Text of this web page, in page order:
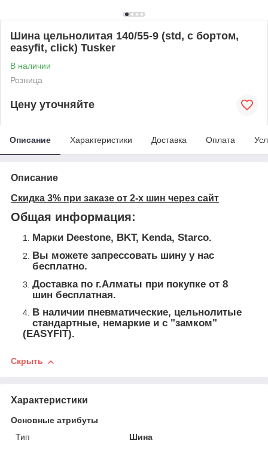
Шина цельнолитая 140/55-9 (std, с бортом,
easyfit, click) Tusker
В наличии
Розница
Цену уточняйте
Описание Характеристики Доставка Оплата
Описание
Скидка 3% при заказе от 2-х шин через сайт
Общая информация:
Марки Deestone, BKT, Kenda, Starco.
Вы можете запрессовать шину у нас
бесплатно.
Доставка по г.Алматы при покупке от 8
шин бесплатная.
В наличии пневматические, цельнолитые
стандартные, немаркие и с "замком"
(EASYFIT).
Скрыть
Характеристики
Основные атрибуты
Тип
Шина